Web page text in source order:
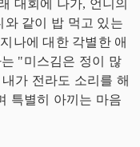
대회에 나가, 언니의
같이 밥 먹고 있는
나에 대한 각별한 애
"미스김은 정이 많
가 전라도 소리를 해
특별히 아끼는 마음